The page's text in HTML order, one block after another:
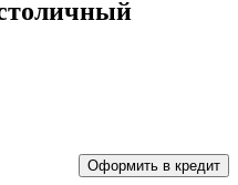
Оформить в кредит